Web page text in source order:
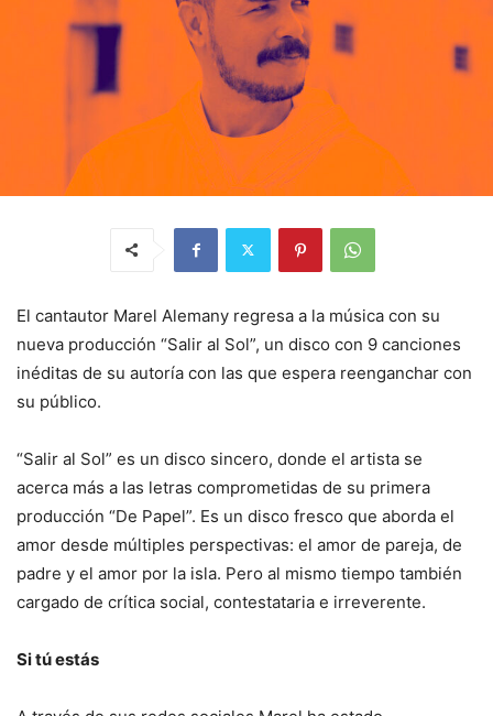
El cantautor Marel Alemany regresa a la música con su
nueva producción “Salir al Sol”, un disco con 9 canciones
inéditas de su autoría con las que espera reenganchar con
su público.
“Salir al Sol” es un disco sincero, donde el artista se
acerca más a las letras comprometidas de su primera
producción “De Papel”. Es un disco fresco que aborda el
amor desde múltiples perspectivas: el amor de pareja, de
padre y el amor por la isla. Pero al mismo tiempo también
cargado de crítica social, contestataria e irreverente.
Si tú estás